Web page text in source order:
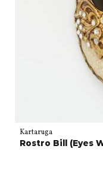
Kartaruga
Rostro Bill (Eyes